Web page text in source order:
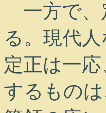
一方で、
る。現代
定正は一
するもの